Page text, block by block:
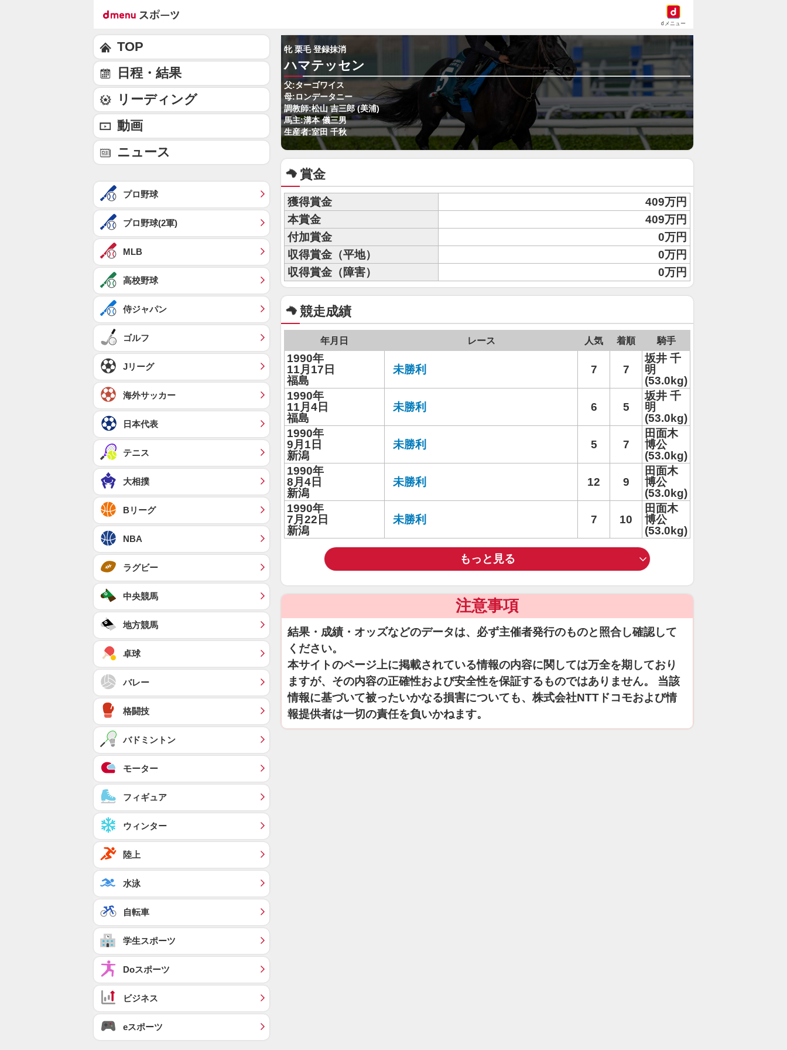
dメニュー
牝 栗毛 登録抹消
ハマテッセン
父:ターゴワイス
母:ロンデータニー
調教師:松山 吉三郎 (美浦)
馬主:溝本 儀三男
生産者:室田 千秋
賞金
獲得賞金
409万円
本賞金
409万円
付加賞金
0万円
収得賞金（平地）
0万円
収得賞金（障害）
0万円
競走成績
年月日 レース 人気 着順 騎手
1990年
11月17日
福島
未勝利 7 7
坂井 千
明
(53.0kg)
1990年
11月4日
福島
未勝利 6 5
坂井 千
明
(53.0kg)
1990年
9月1日
新潟
未勝利 5 7
田面木
博公
(53.0kg)
1990年
8月4日
新潟
未勝利 12 9
田面木
博公
(53.0kg)
1990年
7月22日
新潟
未勝利 7 10
田面木
博公
(53.0kg)
もっと見る
注意事項
結果・成績・オッズなどのデータは、必ず主催者発行のものと照合し確認して
ください。
本サイトのページ上に掲載されている情報の内容に関しては万全を期しており
ますが、その内容の正確性および安全性を保証するものではありません。 当該
情報に基づいて被ったいかなる損害についても、株式会社NTTドコモおよび情
報提供者は一切の責任を負いかねます。
TOP
日程・結果
リーディング
動画
ニュース
プロ野球
プロ野球(2軍)
MLB
高校野球
侍ジャパン
ゴルフ
Jリーグ
海外サッカー
日本代表
テニス
大相撲
Bリーグ
NBA
ラグビー
中央競馬
地方競馬
卓球
バレー
格闘技
バドミントン
モーター
フィギュア
ウィンター
陸上
水泳
自転車
学生スポーツ
Doスポーツ
ビジネス
eスポーツ